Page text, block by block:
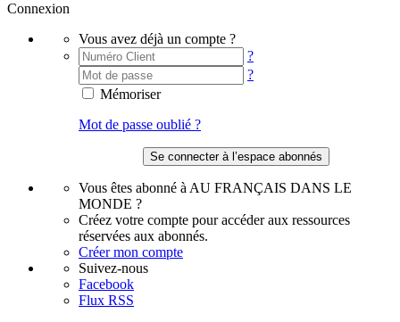
Connexion
Vous avez déjà un compte ?
?
?
Mémoriser
Mot de passe oublié ?
Vous êtes abonné à AU FRANÇAIS DANS LE
MONDE ?
Créez votre compte pour accéder aux ressources
réservées aux abonnés.
Créer mon compte
Suivez-nous
Facebook
Flux RSS